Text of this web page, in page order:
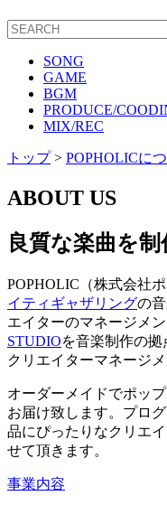
SONG
GAME
BGM
PRODUCE/
MIX/REC
トップ> POPHOLICに
ABOUT US
良質な楽曲を
POPHOLIC（株式会社
イティギャザリングの
エイターのマネージメ
STUDIOを音楽制作の拠
クリエイターマネージメ
オーダーメイドでポッ
お届け致します。プロ
品にぴったりなクリエ
せて頂きます。
事業内容